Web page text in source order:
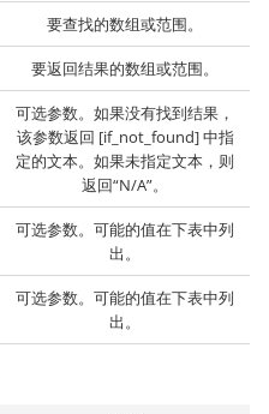
要查找的数组或范围。
要返回结果的数组或范围。
可选参数。如果没有找到结果，
该参数返回 [if_not_found] 中指
定的文本。如果未指定文本，则
返回“N/A”。
可选参数。可能的值在下表中列
出。
可选参数。可能的值在下表中列
出。